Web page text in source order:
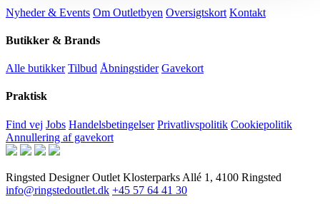
Nyheder & Events Om Outletbyen Oversigtskort Kontakt
Butikker & Brands
Alle butikker Tilbud Åbningstider Gavekort
Praktisk
Find vej Jobs Handelsbetingelser Privatlivspolitik Cookiepolitik
Annullering af gavekort
Ringsted Designer Outlet Klosterparks Allé 1, 4100 Ringsted
info@ringstedoutlet.dk +45 57 64 41 30